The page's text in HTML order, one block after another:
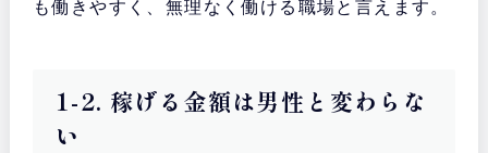
も働きやすく、無理なく働ける職場と言えます。
1-2. 稼げる金額は男性と変わらな
い